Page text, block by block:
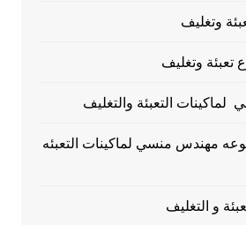
وتغليف
وتغليف
التعبئة والتغليف
مهندس منسي لماكينات التعبئه
و التغليف